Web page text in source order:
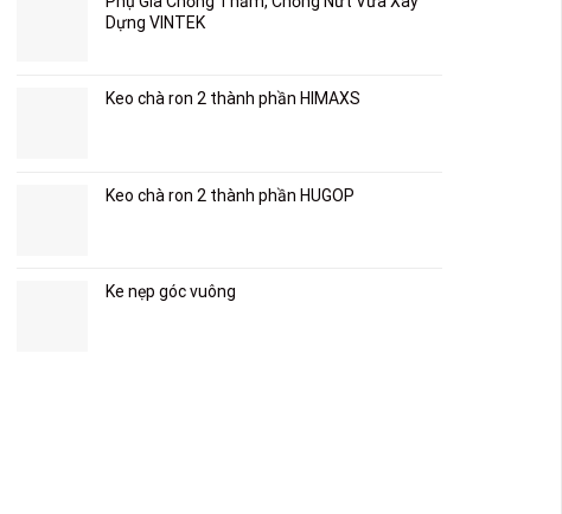
Dựng VINTEK
Keo chà ron 2 thành phần HIMAXS
Keo chà ron 2 thành phần HUGOP
Ke nẹp góc vuông